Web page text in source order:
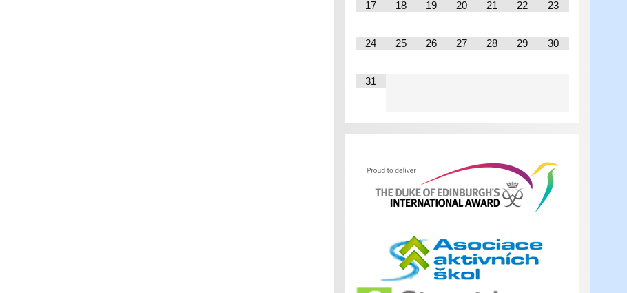
17 18 19 20 21 22 23
24 25 26 27 28 29 30
31